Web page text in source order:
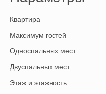
Квартира
Максимум гостей
Односпальных мест
Двуспальных мест
Этаж и этажность